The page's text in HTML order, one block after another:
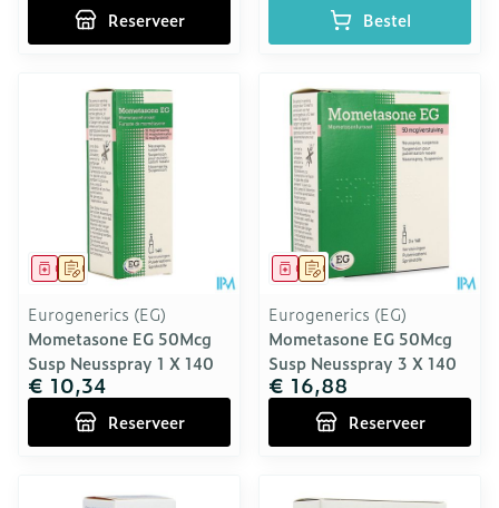
Reserveer Bestel
Op voorschrift
Geneesmiddel
Eurogenerics (EG)
Mometasone EG 50Mcg
Susp Neusspray 1 X 140
€ 10,34
Reserveer
Op voorschrift
Geneesmiddel
Eurogenerics (EG)
Mometasone EG 50Mcg
Susp Neusspray 3 X 140
€ 16,88
Reserveer